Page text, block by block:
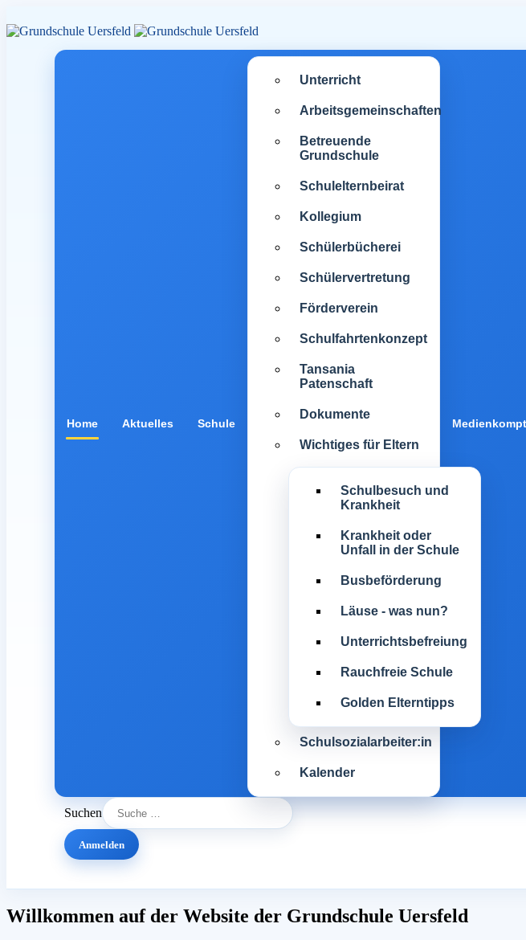
Home Aktuelles Schule
Unterricht
Arbeitsgemeinschaften
Betreuende
Grundschule
Schulelternbeirat
Kollegium
Schülerbücherei
Schülervertretung
Förderverein
Schulfahrtenkonzept
Tansania
Patenschaft
Dokumente
Wichtiges für Eltern
Schulbesuch und
Krankheit
Krankheit oder
Unfall in der Schule
Busbeförderung
Läuse - was nun?
Unterrichtsbefreiung
Rauchfreie Schule
Golden Elterntipps
Schulsozialarbeiter:in
Kalender
Suchen
Anmelden
Willkommen auf der Website der Grundschule Uersfeld